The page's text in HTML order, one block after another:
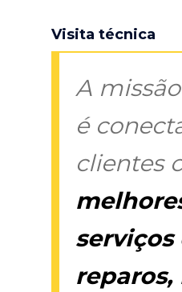
Visita técnica
A
é
clientes
serviços